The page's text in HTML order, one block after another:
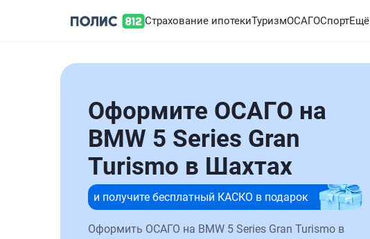
Страхование ипотекиТуризмОСАГОСпортЕщё
Оформите ОСАГО на
BMW 5 Series Gran
Turismo в Шахтах
и получите бесплатный КАСКО в подарок
Оформить ОСАГО на BMW 5 Series Gran Turismo в